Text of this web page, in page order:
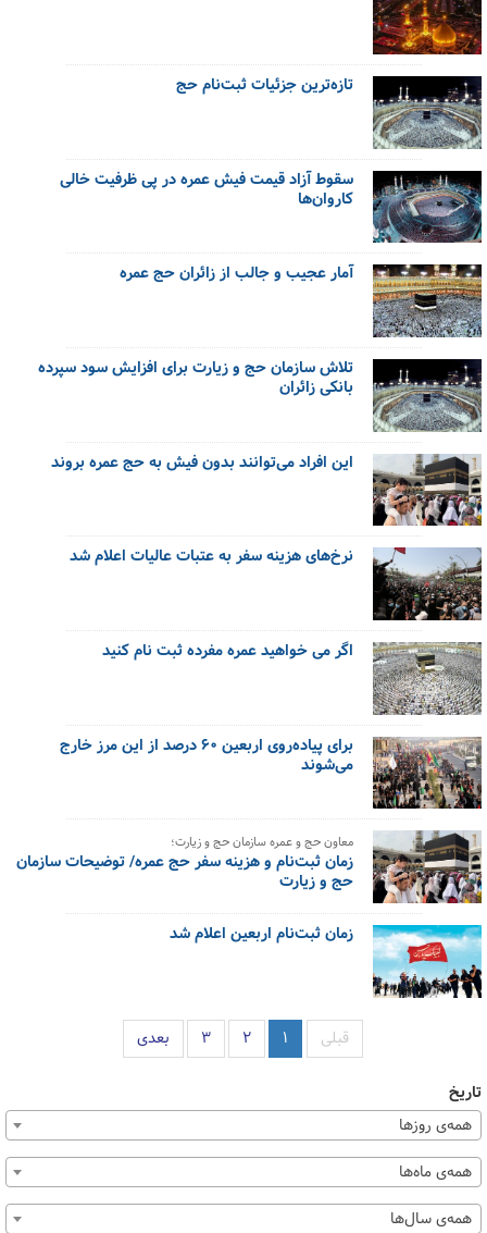
تازه‌ترین جزئیات ثبت‌نام حج
سقوط آزاد قیمت فیش عمره در پی ظرفیت خالی
کاروان‌ها
آمار عجیب و جالب از زائران حج عمره
تلاش سازمان حج و زیارت برای افزایش سود سپرده
بانکی زائران
این افراد می‌توانند بدون فیش به حج عمره بروند
نرخ‌های هزینه سفر به عتبات عالیات اعلام شد
اگر می خواهید عمره مفرده ثبت نام کنید
برای پیاده‌روی اربعین ۶۰ درصد از این مرز خارج
می‌شوند
معاون حج و عمره سازمان حج و زیارت؛
زمان ثبت‌نام و هزینه سفر حج عمره/ توضیحات سازمان
حج و زیارت
زمان ثبت‌نام اربعین اعلام شد
قبلی ۱ ۲ ۳ بعدی
تاریخ
همه‌ی روزها
همه‌ی ماه‌ها
همه‌ی سال‌ها